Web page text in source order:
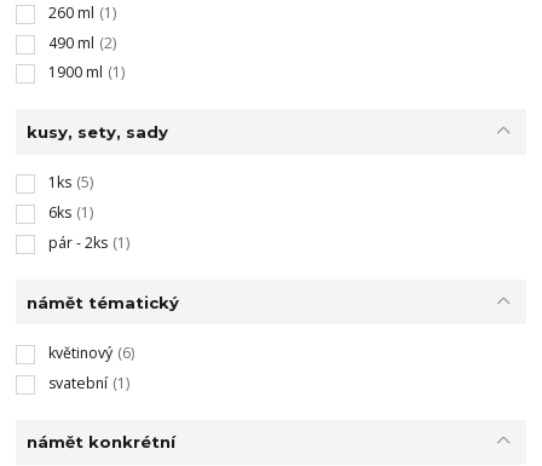
260 ml (1)
490 ml (2)
1900 ml (1)
kusy, sety, sady
1ks (5)
6ks (1)
pár - 2ks (1)
námět tématický
květinový (6)
svatební (1)
námět konkrétní